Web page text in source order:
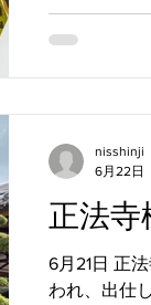
0132 長崎
日親寺公式
#佐世保市
ジン
正法寺
6月21日 正
われ、出仕
nisshinji
6月22日